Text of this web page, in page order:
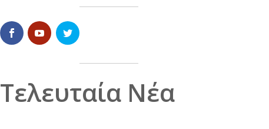
Τελευταία Νέα